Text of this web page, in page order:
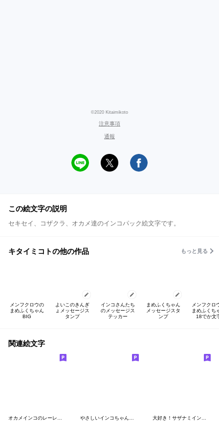
©2020 Kitaimikoto
注意事項
通報
この絵文字の説明
セキセイ、コザクラ、オカメ達のインコパック絵文字です。
キタイミコトの他の作品 もっと見る
メンフクロウの
まめふくちゃん
BIG
よいこのきんぎ
ょメッセージス
タンプ
インコさんたち
のメッセージス
テッカー
まめふくちゃん
メッセージスタ
ンプ
メンフクロ
まめふくち
18でか文
関連絵文字